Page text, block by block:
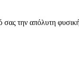
την απόλυτη φυσική